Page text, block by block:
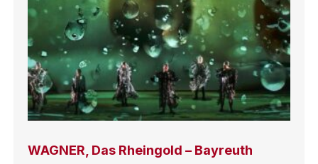
WAGNER, Das Rheingold – Bayreuth